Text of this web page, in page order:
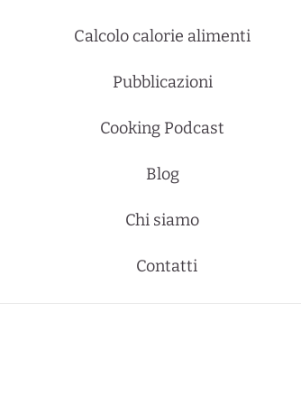
Calcolo calorie alimenti
Pubblicazioni
Cooking Podcast
Blog
Chi siamo
Contatti